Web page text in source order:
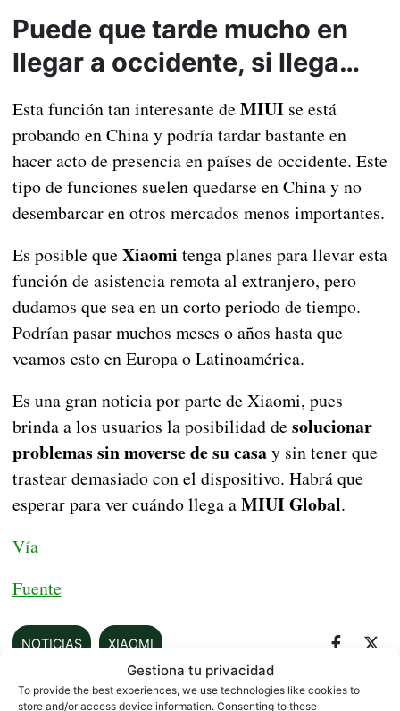
Gestiona tu privacidad
To provide the best experiences, we use technologies like cookies to
store and/or access device information. Consenting to these
Puede que tarde mucho en
llegar a occidente, si llega…
Esta función tan interesante de MIUIse está
probando en China y podría tardar bastante en
hacer acto de presencia en países de occidente. Este
tipo de funciones suelen quedarse en China y no
desembarcar en otros mercados menos importantes.
Es posible que Xiaomi tenga planes para llevar esta
función de asistencia remota al extranjero, pero
dudamos que sea en un corto periodo de tiempo.
Podrían pasar muchos meses o años hasta que
veamos esto en Europa o Latinoamérica.
Es una gran noticia por parte de Xiaomi, pues
brinda a los usuarios la posibilidad de solucionar
problemas sin moverse de su casay sin tener que
trastear demasiado con el dispositivo. Habrá que
esperar para ver cuándo llega aMIUI Global.
Vía
Fuente
NOTICIAS XIAOMI